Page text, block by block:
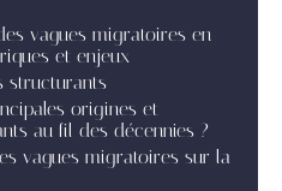
vagues migratoires en
et enjeux
structurants
origines et
au fil des décennies ?
vagues migratoires sur la